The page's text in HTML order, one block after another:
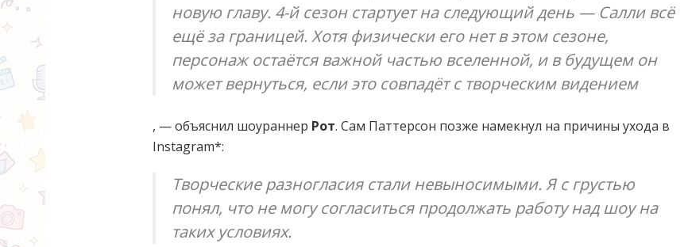
новую главу. 4-й сезон стартует на следующий день — Салли всё
ещё за границей. Хотя физически его нет в этом сезоне,
персонаж остаётся важной частью вселенной, и в будущем он
может вернуться, если это совпадёт с творческим видением
, — объяснил шоураннер Рот. Сам Паттерсон позже намекнул на причины ухода в
Instagram*:
Творческие разногласия стали невыносимыми. Я с грустью
понял, что не могу согласиться продолжать работу над шоу на
таких условиях.